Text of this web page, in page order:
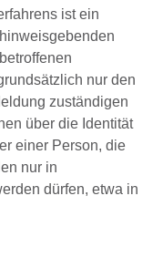
ist ein
nur den
zuständigen
über die Identität
einer Person, die
nur in
dürfen, etwa in